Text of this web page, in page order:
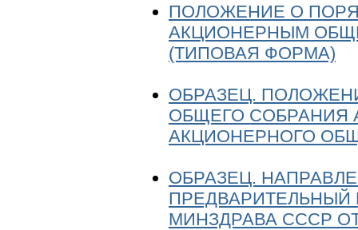
ПОЛОЖЕНИЕ О
АКЦИОНЕРНЫМ
(ТИПОВАЯ ФОРМА)
ОБРАЗЕЦ.
ОБЩЕГО СОБРАНИЯ
АКЦИОНЕРНОГО
ОБРАЗЕЦ.
МИНЗДРАВА СССР ОТ